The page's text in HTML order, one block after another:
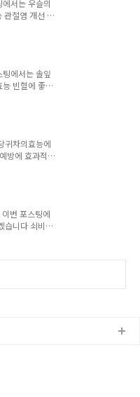
좋아요 산수
않은사람보다
나게 하는 효
로 인한 빈혈
서는 우슬의
관절염 개선 우
만들어주고
절염이나 류마
통한번씩 안
나 잎을 꾸준
의효능 - 혈액
액순환을 개
기위해 가장
슬..
에서는 솔잎
빈혈에 좋습
상인데 솔잎
이 혈액속 당
증 예방에 좋
증 예방에 좋
의 엽록소가 뇌
습니다. 솔잎
을수 있습니
귀차의효능에
방에 효과적!
에 쌓여있는
회복,식욕증
에 효과적! 당
다고 합니다.
을수 있습니다
수치를 증가시
의 뭉..
번 포스팅에
습니다 쇠비름
합니다.꾸준
고혈압 및 동
능이 좋습니